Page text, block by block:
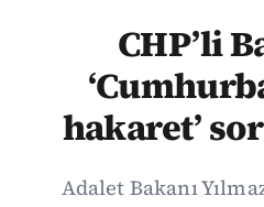
CHP’li
hakaret’
Adalet Bakanı